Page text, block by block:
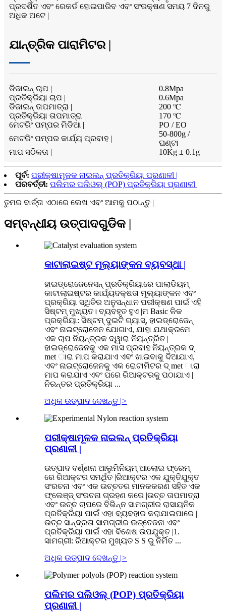
ପ୍ରଦର୍ଶିତ ଏବଂ ରେକର୍ଡ ହୋଇପାରିବ ଏବଂ ସଂରକ୍ଷଣ ସମୟ 7 ଦିନରୁ
ଅଧିକ ଅଟେ |
ଯାନ୍ତ୍ରିକ ପାରାମିଟର |
ଡିଜାଇନ୍ ଚାପ |
0.8Mpa
ପ୍ରତିକ୍ରିୟା ଚାପ |
0.6Mpa
ଡିଜାଇନ୍ ତାପମାତ୍ରା |
200 ℃
ପ୍ରତିକ୍ରିୟା ତାପମାତ୍ରା |
170 ℃
ମେଟରିଂ ପମ୍ପର ମିଡିଆ |
PO / EO
ମେଟରିଂ ପମ୍ପର କାର୍ଯ୍ୟ ପ୍ରବାହ |
50-800g /
ଘଣ୍ଟା
ମାପ ସଠିକତା |
10Kg ± 0.1g
ପୂର୍ବ: ପରୀକ୍ଷାମୂଳକ ନାଇଲନ୍ ପ୍ରତିକ୍ରିୟା ପ୍ରଣାଳୀ |
ପରବର୍ତ୍ତୀ: ପଲିମର ପଲିଓଲ୍ (POP) ପ୍ରତିକ୍ରିୟା ପ୍ରଣାଳୀ |
ତୁମର ବାର୍ତ୍ତା ଏଠାରେ ଲେଖ ଏବଂ ଆମକୁ ପଠାନ୍ତୁ |
ସମ୍ବନ୍ଧୀୟ ଉତ୍ପାଦଗୁଡିକ |
କାଟାଲାଇଷ୍ଟ ମୂଲ୍ୟାଙ୍କନ ବ୍ୟବସ୍ଥା |
ହାଇଡ୍ରୋଜେନେସନ୍ ପ୍ରତିକ୍ରିୟାରେ ପାଲାଡିୟମ୍
କାଟାଲାଇଷ୍ଟର କାର୍ଯ୍ୟଦକ୍ଷତା ମୂଲ୍ୟାଙ୍କନ ଏବଂ
ପ୍ରକ୍ରିୟା ସ୍ଥିତିର ଅନୁସନ୍ଧାନ ପରୀକ୍ଷଣ ପାଇଁ ଏହି
ସିଷ୍ଟମ୍ ମୁଖ୍ୟତ। ବ୍ୟବହୃତ ହୁଏ |ମ Basic ଳିକ
ପ୍ରକ୍ରିୟା: ସିଷ୍ଟମ୍ ଦୁଇଟି ଗ୍ୟାସ୍, ହାଇଡ୍ରୋଜେନ୍
ଏବଂ ନାଇଟ୍ରୋଜେନ ଯୋଗାଏ, ଯାହା ଯଥାକ୍ରମେ
ଏକ ଚାପ ନିୟନ୍ତ୍ରକ ଦ୍ୱାରା ନିୟନ୍ତ୍ରିତ |
ହାଇଡ୍ରୋଜେନକୁ ଏକ ମାସ ପ୍ରବାହ ନିୟନ୍ତ୍ରକ ଦ୍
met ାରା ମାପ କରାଯାଏ ଏବଂ ଖାଇବାକୁ ଦିଆଯାଏ,
ଏବଂ ନାଇଟ୍ରୋଜେନକୁ ଏକ ରୋଟାମିଟର ଦ୍ met ାରା
ମାପ କରାଯାଏ ଏବଂ ପରେ ରିଆକ୍ଟରକୁ ପଠାଯାଏ |
ନିରନ୍ତର ପ୍ରତିକ୍ରିୟା ...
ଅଧିକ ଉତ୍ପାଦ ଦେଖନ୍ତୁ |>
ପରୀକ୍ଷାମୂଳକ ନାଇଲନ୍ ପ୍ରତିକ୍ରିୟା
ପ୍ରଣାଳୀ |
ଉତ୍ପାଦ ବର୍ଣ୍ଣନା ଆଲୁମିନିୟମ୍ ଆଲୋଇ ଫ୍ରେମ୍
ରେ ରିଆକ୍ଟର ସମର୍ଥିତ |ରିଆକ୍ଟର ଏକ ଯୁକ୍ତିଯୁକ୍ତ
ସଂରଚନା ଏବଂ ଏକ ଉଚ୍ଚତର ମାନକକରଣ ସହିତ ଏକ
ଫ୍ଲେଞ୍ଜ୍ ସଂରଚନା ଗ୍ରହଣ କରେ |ଉଚ୍ଚ ତାପମାତ୍ରା
ଏବଂ ଉଚ୍ଚ ଚାପରେ ବିଭିନ୍ନ ସାମଗ୍ରୀର ରାସାୟନିକ
ପ୍ରତିକ୍ରିୟା ପାଇଁ ଏହା ବ୍ୟବହାର କରାଯାଇପାରେ |
ଉଚ୍ଚ ସାନ୍ଦ୍ରତା ସାମଗ୍ରୀର ଉତ୍ତେଜନା ଏବଂ
ପ୍ରତିକ୍ରିୟା ପାଇଁ ଏହା ବିଶେଷ ଉପଯୁକ୍ତ |1.
ସାମଗ୍ରୀ: ରିଆକ୍ଟର ମୁଖ୍ୟତ S S ରୁ ନିର୍ମିତ ...
ଅଧିକ ଉତ୍ପାଦ ଦେଖନ୍ତୁ |>
ପଲିମର ପଲିଓଲ୍ (POP) ପ୍ରତିକ୍ରିୟା
ପ୍ରଣାଳୀ |